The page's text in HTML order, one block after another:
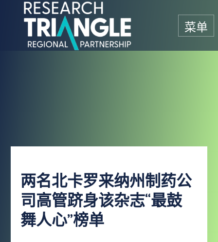
跳至内容
菜单
两名北卡罗来纳州制药公
司高管跻身该杂志“最鼓
舞人心”榜单